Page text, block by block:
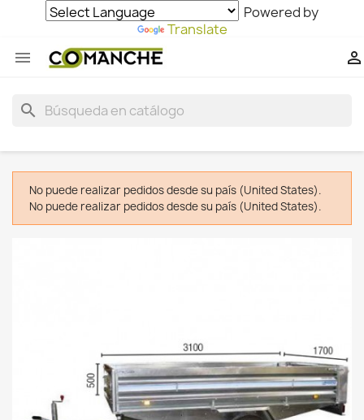
Powered by
Translate
 
search
No puede realizar pedidos desde su país (United States).
No puede realizar pedidos desde su país (United States).